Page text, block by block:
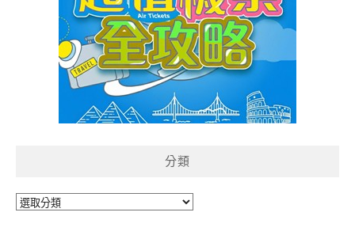
分類
分